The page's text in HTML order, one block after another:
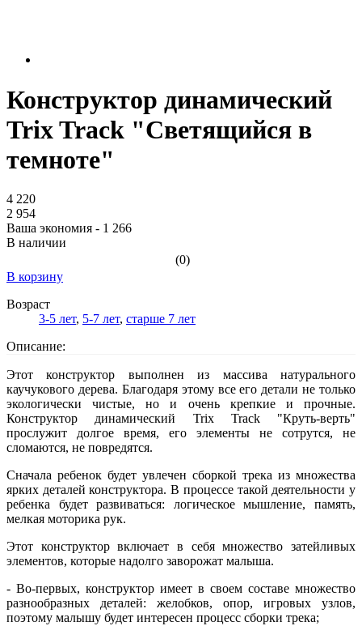
Конструктор динамический
Trix Track "Светящийся в
темноте"
4 220
2 954
Ваша экономия - 1 266
В наличии
(0)
В корзину
Возраст
3-5 лет, 5-7 лет, старше 7 лет
Описание:
Этот конструктор выполнен из массива натурального
каучукового дерева. Благодаря этому все его детали не только
экологически чистые, но и очень крепкие и прочные.
Конструктор динамический Trix Track "Круть-верть"
прослужит долгое время, его элементы не сотрутся, не
сломаются, не повредятся.
Сначала ребенок будет увлечен сборкой трека из множества
ярких деталей конструктора. В процессе такой деятельности у
ребенка будет развиваться: логическое мышление, память,
мелкая моторика рук.
Этот конструктор включает в себя множество затейливых
элементов, которые надолго заворожат малыша.
- Во-первых, конструктор имеет в своем составе множество
разнообразных деталей: желобков, опор, игровых узлов,
поэтому малышу будет интересен процесс сборки трека;